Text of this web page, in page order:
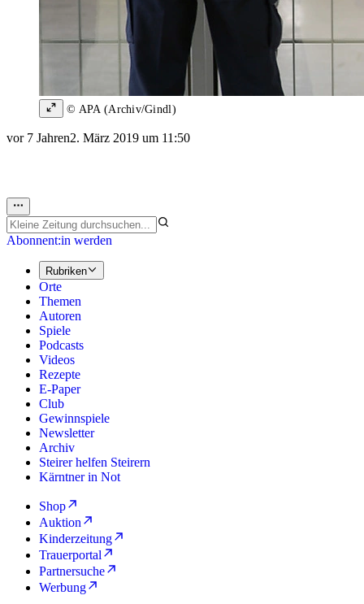
© APA (Archiv/Gindl)
vor 7 Jahren2. März 2019 um 11:50
Abonnent:in werden
Rubriken
Orte
Themen
Autoren
Spiele
Podcasts
Videos
Rezepte
E-Paper
Club
Gewinnspiele
Newsletter
Archiv
Steirer helfen Steirern
Kärntner in Not
Shop
Auktion
Kinderzeitung
Trauerportal
Partnersuche
Werbung